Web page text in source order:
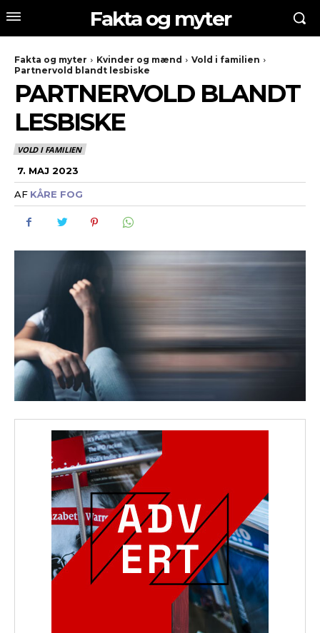
Fakta og myter
Fakta og myter Kvinder og mænd
Vold i familien
Partnervold blandt lesbiske
PARTNERVOLD BLANDT
LESBISKE
VOLD I FAMILIEN
7. MAJ 2023
AF KÅRE FOG